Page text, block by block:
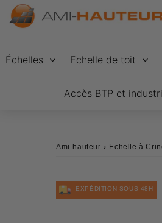
Échelles Echelle de toit
Accès BTP et
Ami-hauteur › Echelle à
EXPÉDITION SOUS 48H